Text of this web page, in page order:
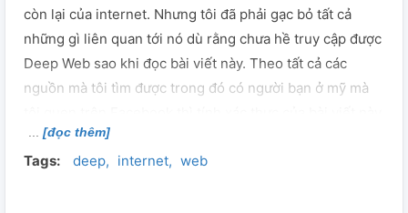
còn lại của internet. Nhưng tôi đã phải gạc bỏ tất cả
những gì liên quan tới nó dù rằng chưa hề truy cập được
Deep Web sao khi đọc bài viết này. Theo tất cả các
nguồn mà tôi tìm được trong đó có người bạn ở mỹ mà
rất cao. Tôi thầm cảm ơn trời rằng tôi đã đọc được lá thư
tuyệt mệnh này khi còn có thể quay đầu vì đó là 1 nơi
[đọc thêm]
Tags: deep internet web